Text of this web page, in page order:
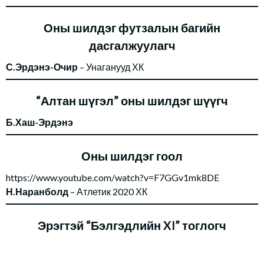
Оны шилдэг футзалын багийн
дасгалжуулагч
С.Эрдэнэ-Очир – Унаганууд ХК
“Алтан шүгэл” оны шилдэг шүүгч
Б.Хаш-Эрдэнэ
Оны шилдэг гоол
https://www.youtube.com/watch?v=F7GGv1mk8DE
Н.Наранболд – Атлетик 2020 ХК
Эрэгтэй “Бэлгэдлийн XI” тоглогч